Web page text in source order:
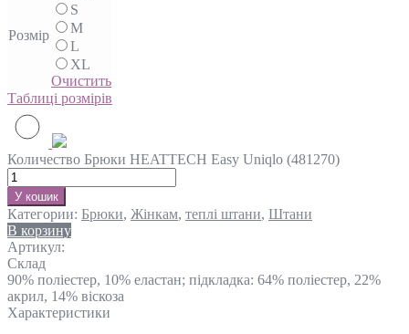
Розмір
S
M
L
XL
Очистить
Таблиці розмірів
Количество Брюки HEATTECH Easy Uniqlo (481270)
У кошик
Категории: Брюки, Жінкам, теплі штани, Штани
В корзину
Артикул:
Склад
90% поліестер, 10% еластан; підкладка: 64% поліестер, 22%
акрил, 14% віскоза
Характеристики